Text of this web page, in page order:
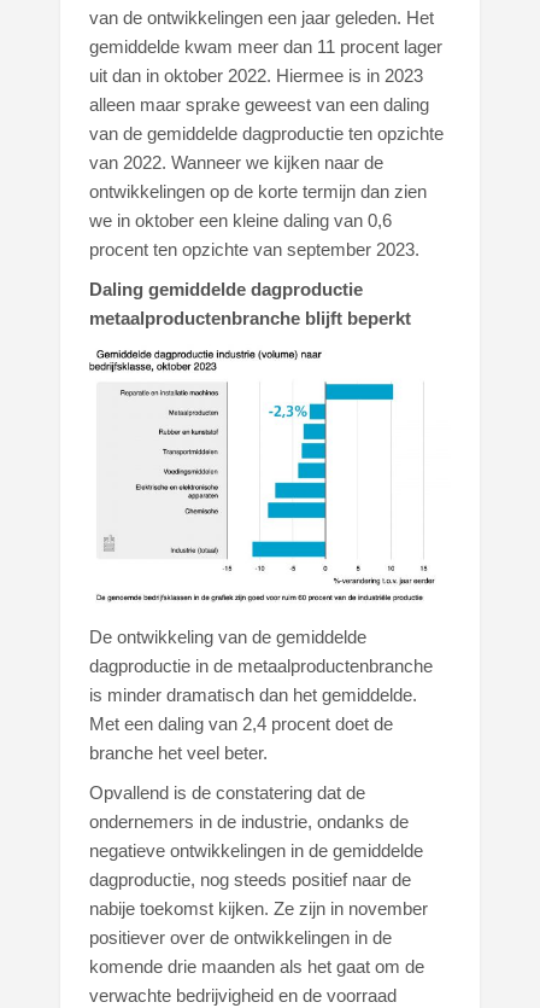
van de ontwikkelingen een jaar geleden. Het
gemiddelde kwam meer dan 11 procent lager
uit dan in oktober 2022. Hiermee is in 2023
alleen maar sprake geweest van een daling
van de gemiddelde dagproductie ten opzichte
van 2022. Wanneer we kijken naar de
ontwikkelingen op de korte termijn dan zien
we in oktober een kleine daling van 0,6
procent ten opzichte van september 2023.
Daling gemiddelde dagproductie
metaalproductenbranche blijft beperkt
De ontwikkeling van de gemiddelde
dagproductie in de metaalproductenbranche
is minder dramatisch dan het gemiddelde.
Met een daling van 2,4 procent doet de
branche het veel beter.
Opvallend is de constatering dat de
ondernemers in de industrie, ondanks de
negatieve ontwikkelingen in de gemiddelde
dagproductie, nog steeds positief naar de
nabije toekomst kijken. Ze zijn in november
positiever over de ontwikkelingen in de
komende drie maanden als het gaat om de
verwachte bedrijvigheid en de voorraad